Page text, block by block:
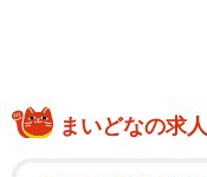
まいどなの求